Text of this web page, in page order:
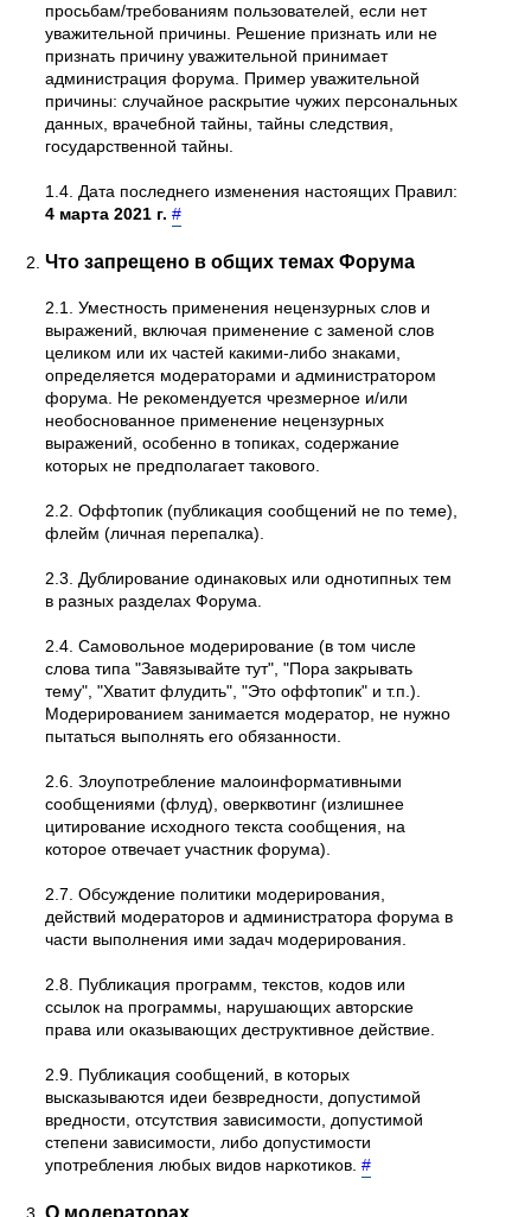
просьбам/требованиям пользователей, если нет
уважительной причины. Решение признать или не
признать причину уважительной принимает
администрация форума. Пример уважительной
причины: случайное раскрытие чужих персональных
данных, врачебной тайны, тайны следствия,
государственной тайны.
1.4. Дата последнего изменения настоящих Правил:
4 марта 2021 г. #
Что запрещено в общих темах Форума
2.1. Уместность применения нецензурных слов и
выражений, включая применение с заменой слов
целиком или их частей какими-либо знаками,
определяется модераторами и администратором
форума. Не рекомендуется чрезмерное и/или
необоснованное применение нецензурных
выражений, особенно в топиках, содержание
которых не предполагает такового.
2.2. Оффтопик (публикация сообщений не по теме),
флейм (личная перепалка).
2.3. Дублирование одинаковых или однотипных тем
в разных разделах Форума.
2.4. Самовольное модеpиpование (в том числе
слова типа "Завязывайте тут", "Пора закрывать
тему", "Хватит флудить", "Это оффтопик" и т.п.).
Модерированием занимается модератор, не нужно
пытаться выполнять его обязанности.
2.6. Злоупотребление малоинформативными
сообщениями (флуд), оверквотинг (излишнее
цитирование исходного текста сообщения, на
которое отвечает участник форума).
2.7. Обсуждение политики модерирования,
действий модеpатоpов и администратора форума в
части выполнения ими задач модерирования.
2.8. Публикация программ, текстов, кодов или
ссылок на программы, нарушающих авторские
права или оказывающих деструктивное действие.
2.9. Публикация сообщений, в которых
высказываются идеи безвредности, допустимой
вредности, отсутствия зависимости, допустимой
степени зависимости, либо допустимости
употребления любых видов наркотиков.#